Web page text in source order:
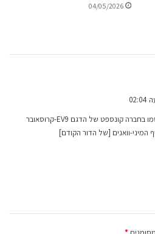
04/05/2026
אפרופו EV6 .פרסמו בחברה קונספט של הדגם EV9-קרוסאובר
המיני-וואנים [של הדור הקודם]